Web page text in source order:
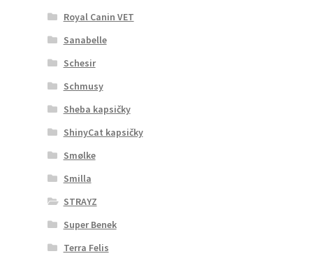
Royal Canin VET
Sanabelle
Schesir
Schmusy
Sheba kapsičky
ShinyCat kapsičky
Smølke
Smilla
STRAYZ
Super Benek
Terra Felis